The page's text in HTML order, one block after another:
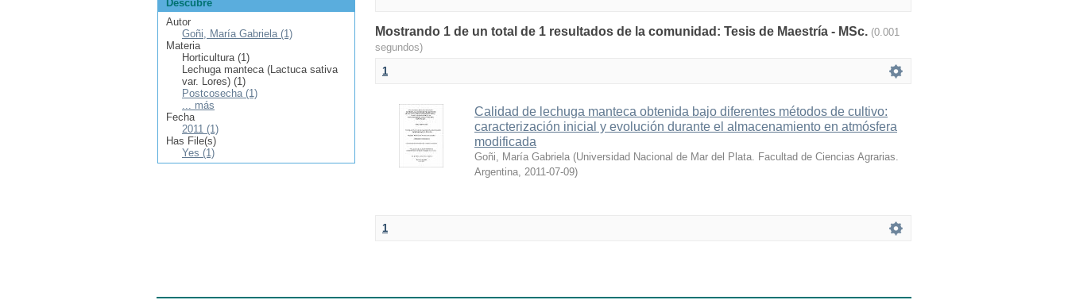
Mostrando 1 de un total de 1 resultados de la comunidad: Tesis de Maestría - MSc. (0.001
segundos)
1
Calidad de lechuga manteca obtenida bajo diferentes métodos de cultivo:
caracterización inicial y evolución durante el almacenamiento en atmósfera
modificada
Goñi, María Gabriela (Universidad Nacional de Mar del Plata. Facultad de Ciencias Agrarias.
Argentina, 2011-07-09)
1
Descubre
Autor
Goñi, María Gabriela (1)
Materia
Horticultura (1)
Lechuga manteca (Lactuca sativa
var. Lores) (1)
Postcosecha (1)
... más
Fecha
2011 (1)
Has File(s)
Yes (1)